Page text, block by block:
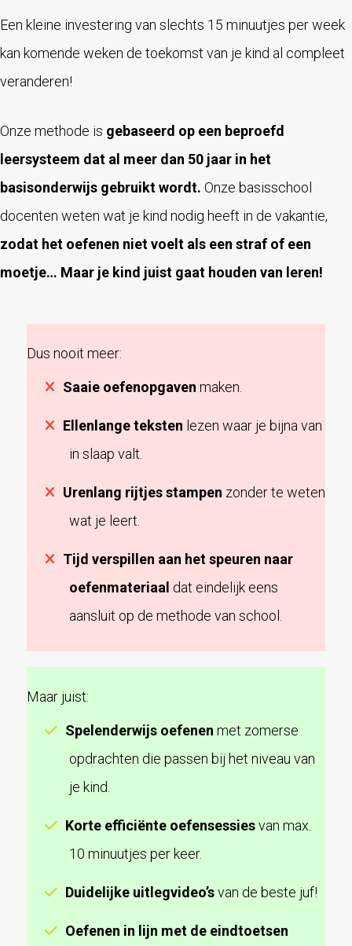
Een kleine investering van slechts 15 minuutjes per week
kan komende weken de toekomst van je kind al compleet
veranderen!
Onze methode is gebaseerd op een beproefd
leersysteem dat al meer dan 50 jaar in het
basisonderwijs gebruikt wordt. Onze basisschool
docenten weten wat je kind nodig heeft in de vakantie,
zodat het oefenen niet voelt als een straf of een
moetje… Maar je kind juist gaat houden van leren!
Dus nooit meer:
Saaie oefenopgaven maken.
Ellenlange teksten lezen waar je bijna van
in slaap valt.
Urenlang rijtjes stampen zonder te weten
wat je leert.
Tijd verspillen aan het speuren naar
oefenmateriaal dat eindelijk eens
aansluit op de methode van school.
Maar juist:
Spelenderwijs oefenen met zomerse
opdrachten die passen bij het niveau van
je kind.
Korte efficiënte oefensessiesvan max.
10 minuutjes per keer.
Duidelijke uitlegvideo’svan de beste juf!
Oefenen in lijn met de eindtoetsen